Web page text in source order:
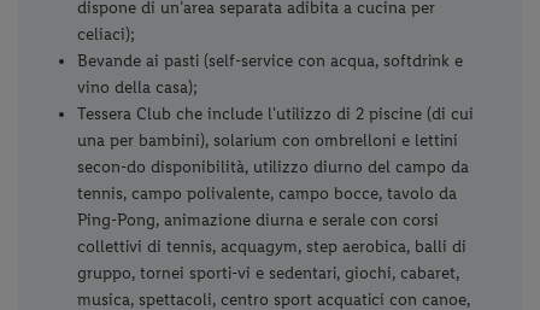
sudorientale, sulla costa di Muravera, a soli 27 km da Costa Rei e 60
km da Cagliari.
Servizi inclusi
Trattamento di pensione completa con prima colazione
rinforzata a buffet, pranzo e cena a buffet;
Menu senza glutine su richiesta (la struttura non